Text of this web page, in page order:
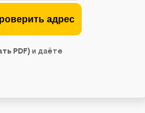
PDF) и даёте